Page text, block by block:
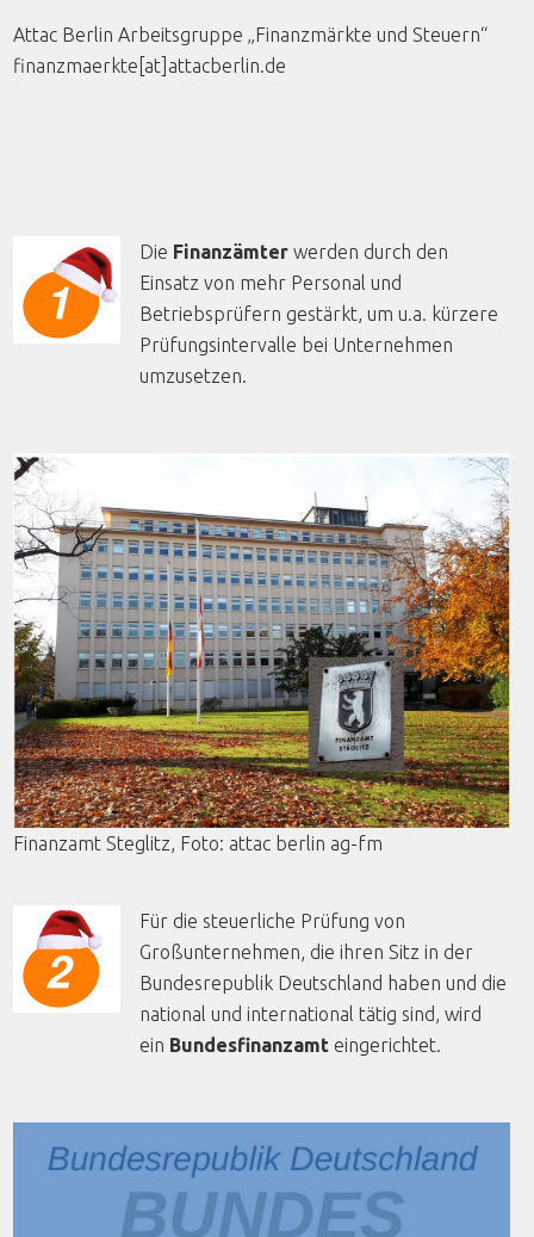
Attac Berlin Arbeitsgruppe „Finanzmärkte und Steuern“
finanzmaerkte[at]attacberlin.de
Die Finanzämter werden durch den
Einsatz von mehr Personal und
Betriebsprüfern gestärkt, um u.a. kürzere
Prüfungsintervalle bei Unternehmen
umzusetzen.
Finanzamt Steglitz, Foto: attac berlin ag-fm
Für die steuerliche Prüfung von
Großunternehmen, die ihren Sitz in der
Bundesrepublik Deutschland haben und die
national und international tätig sind, wird
ein Bundesfinanzamt eingerichtet.